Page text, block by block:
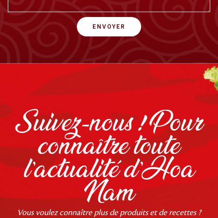
ENVOYER
Suivez-nous ! Pour
connaître toute
l'actualité d'Hoa
Nam
Vous voulez connaître plus de produits et de recettes ?